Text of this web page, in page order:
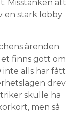
Misstanken att
en stark lobby
ärenden
finns gott om
inte alls har fått
drev
skulle ha
men så